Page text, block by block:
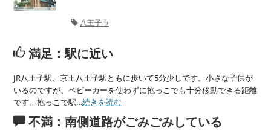
八王子市
満足：駅に近い
JR八王子駅、京王八王子駅ともに歩いて5分少しです。小さな子供が
いるのですが、ベビーカーを使わずに抱っこでも十分移動できる距離
です。抱っこで駅…続きを読む
不満：南側道路がごみごみしている